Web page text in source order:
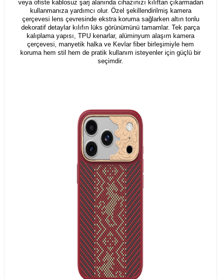
veya ofiste kablosuz şarj alanında cihazınızı kılıftan çıkarmadan
kullanmanıza yardımcı olur. Özel şekillendirilmiş kamera
çerçevesi lens çevresinde ekstra koruma sağlarken altın tonlu
dekoratif detaylar kılıfın lüks görünümünü tamamlar. Tek parça
kalıplama yapısı, TPU kenarlar, alüminyum alaşım kamera
çerçevesi, manyetik halka ve Kevlar fiber birleşimiyle hem
koruma hem stil hem de pratik kullanım isteyenler için güçlü bir
seçimdir.